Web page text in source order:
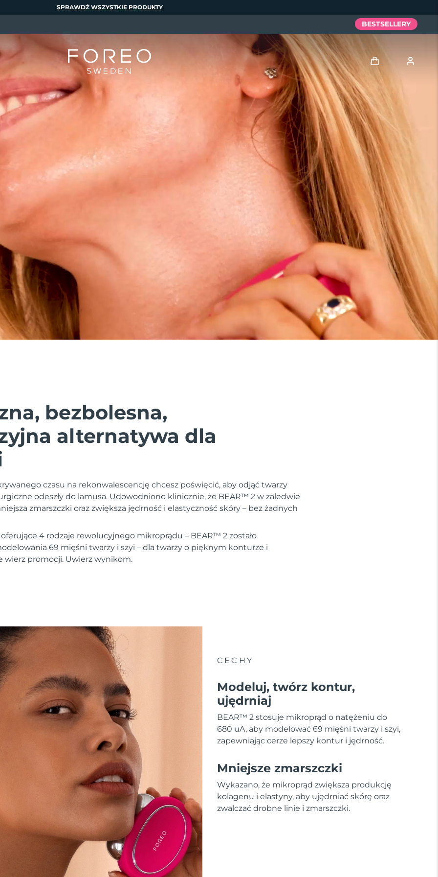
bezbolesna,
alternatywa dla
czasu na rekonwalescencję chcesz poświęcić, aby odjąć twarzy
odeszły do lamusa. Udowodniono klinicznie, że BEAR™ 2 w zaledwie
zmarszczki oraz zwiększa jędrność i elastyczność skóry – bez żadnych
4 rodzaje rewolucyjnego mikroprądu – BEAR™ 2 zostało
69 mięśni twarzy i szyi – dla twarzy o pięknym konturze i
wierz promocji. Uwierz wynikom.
CECHY
Modeluj, twórz kontur,
ujędrniaj
BEAR™ 2 stosuje mikroprąd o natężeniu do
680 uA, aby modelować 69 mięśni twarzy i szyi,
zapewniając cerze lepszy kontur i jędrność.
Mniejsze zmarszczki
Wykazano, że mikroprąd zwiększa produkcję
kolagenu i elastyny, aby ujędrniać skórę oraz
zwalczać drobne linie i zmarszczki.
SPRAWDŹ WSZYSTKIE PRODUKTY
BESTSELLERY
Profil użytkownika
Moje urządzenia
Moje zamówienia
Moje adresy
Moje subskrypcje